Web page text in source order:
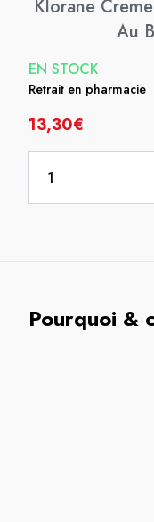
Klorane
Au
EN STOCK
Retrait en pharmacie
13,30€
Pourquoi &